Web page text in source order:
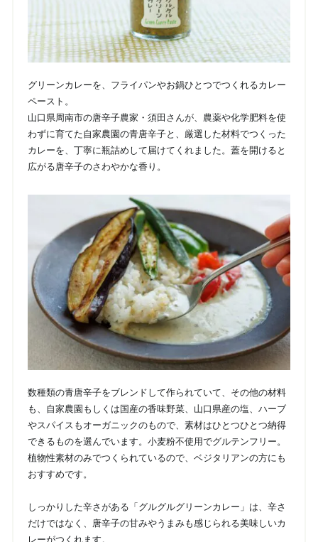
グリーンカレーを、フライパンやお鍋ひとつでつくれるカレー
ペースト。
山口県周南市の唐辛子農家・須田さんが、農薬や化学肥料を使
わずに育てた自家農園の青唐辛子と、厳選した材料でつくった
カレーを、丁寧に瓶詰めして届けてくれました。蓋を開けると
広がる唐辛子のさわやかな香り。
数種類の青唐辛子をブレンドして作られていて、その他の材料
も、自家農園もしくは国産の香味野菜、山口県産の塩、ハーブ
やスパイスもオーガニックのもので、素材はひとつひとつ納得
できるものを選んでいます。小麦粉不使用でグルテンフリー。
植物性素材のみでつくられているので、ベジタリアンの方にも
おすすめです。
しっかりした辛さがある「グルグルグリーンカレー」は、辛さ
だけではなく、唐辛子の甘みやうまみも感じられる美味しいカ
レーがつくれます。